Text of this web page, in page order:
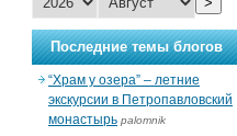
Последние темы блогов
“Храм у озера” – летние
экскурсии в Петропавловский
монастырь palomnik